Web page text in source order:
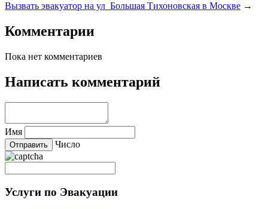
Вызвать эвакуатор на ул Большая Тихоновская в Москве →
Комментарии
Пока нет комментариев
Написать комментарий
Имя
Число
Услуги по Эвакуации